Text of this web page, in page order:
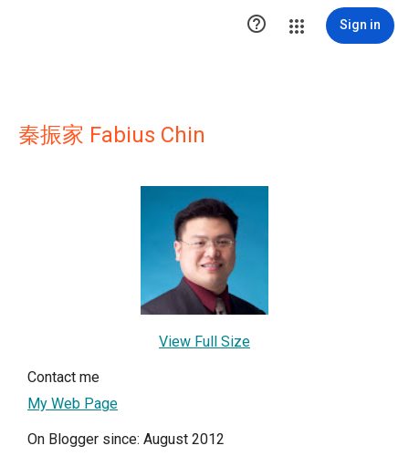
 Sign in
秦振家 Fabius Chin
View Full Size
Contact me
My Web Page
On Blogger since: August 2012